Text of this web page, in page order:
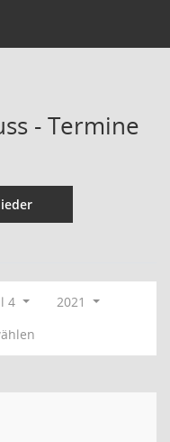
- Termine
4
2021